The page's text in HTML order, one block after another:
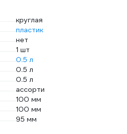
круглая
пластик
нет
1 шт
0.5 л
0.5 л
0.5 л
ассорти
100 мм
100 мм
95 мм